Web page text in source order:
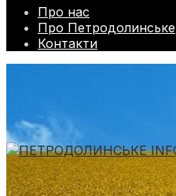
Про нас
Про Петродолинське
Контакти